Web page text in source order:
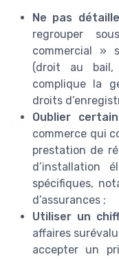
Ne pas
regrouper
commercial »
(droit au bail,
complique la
droits
Oublier
commerce qui
prestation de
d’installation
spécifiques,
d’assurances ;
Utiliser un
affaires
accepter un